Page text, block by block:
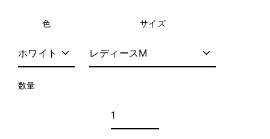
色 サイズ
数量